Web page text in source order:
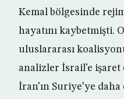
Kemal bölgesinde
hayatını kaybetmişti.
uluslararası
analizler İsrail’e
İran’ın Suriye’ye